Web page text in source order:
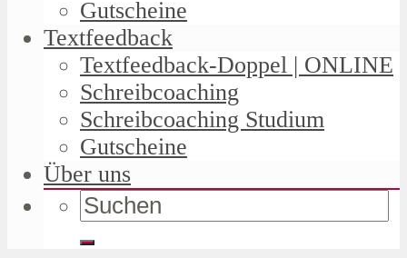
Gutscheine
Textfeedback
Textfeedback-Doppel | ONLINE
Schreibcoaching
Schreibcoaching Studium
Gutscheine
Über uns